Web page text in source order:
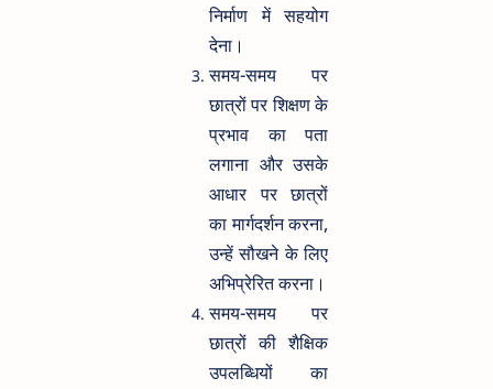
निर्माण में सहयोग
देना।
समय-समय पर
छात्रों पर शिक्षण के
प्रभाव का पता
लगाना और उसके
आधार पर छात्रों
का मार्गदर्शन करना,
उन्हें सौखने के लिए
अभिप्रेरित करना।
समय-समय पर
छात्रों की शैक्षिक
उपलब्धियों का